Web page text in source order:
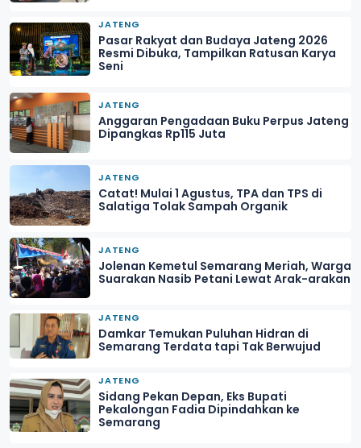
JATENG
Pasar Rakyat dan Budaya Jateng 2026
Resmi Dibuka, Tampilkan Ratusan Karya
Seni
JATENG
Anggaran Pengadaan Buku Perpus Jateng
Dipangkas Rp115 Juta
JATENG
Catat! Mulai 1 Agustus, TPA dan TPS di
Salatiga Tolak Sampah Organik
JATENG
Jolenan Kemetul Semarang Meriah, Warga
Suarakan Nasib Petani Lewat Arak-arakan
JATENG
Damkar Temukan Puluhan Hidran di
Semarang Terdata tapi Tak Berwujud
JATENG
Sidang Pekan Depan, Eks Bupati
Pekalongan Fadia Dipindahkan ke
Semarang